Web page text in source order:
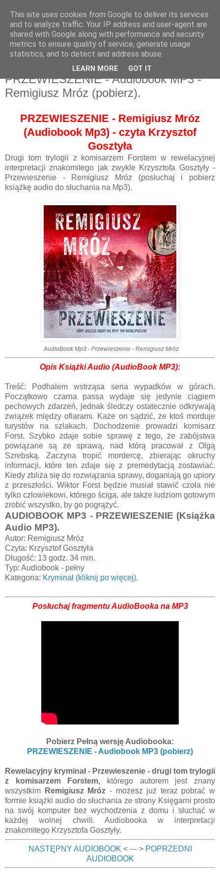
PRZEWIESZENIE - Audiobook MP3 -
Remigiusz Mróz (pobierz).
PRZEWIESZENIE - Remigiusz Mróz
(Audiobook Mp3) - czyta Krzysztof
Gosztyła
Drugi tom trylogii z komisarzem Forstem w rewelacyjnej
interpretacji znakomitego jak zwykle Krzysztofa Gosztyły -
Przewieszenie - Remigiusz Mróz (posłuchaj i pobierz
książkę audio do słuchania na Mp3).
AudioBook Mp3 - Przewieszenie - Remigiusz Mróz
Opis Książki Audio (AudioBook MP3):
Treść:
Podhalem wstrząsa seria wypadków w górach.
Początkowo czarna passa wydaje się jedynie ciągiem
pechowych zdarzeń, jednak śledczy ostatecznie odkrywają
związek między ofiarami. Każe on sądzić, że ktoś morduje
turystów na szlakach. Dochodzenie prowadzi komisarz
Forst. Szybko zdaje sobie sprawę z tego, że zabójstwa
powiązane są ze sprawą, nad którą pracował z Olgą
Szrebską. Zaczyna tropić mordercę, zbierając okruchy
informacji, które ten zdaje się z premedytacją zostawiać.
Kiedy zbliża się do rozwiązania sprawy, doganiają go upiory
z przeszłości. Wiktor Forst będzie musiał stawić czoła nie
tylko człowiekowi, którego ściga, ale także ludziom gotowym
zrobić wszystko, by go pogrążyć.
AUDIOBOOK MP3 - PRZEWIESZENIE (Książka
Audio MP3).
Autor: Remigiusz Mróz
Czyta: Krzysztof Gosztyła
Długość: 13 godz. 34 min.
Typ: Audiobook - pełny
Kategoria: Kryminał (kliknij po więcej).
Posłuchaj fragmentu AudioBooka na MP3
Pobierz Pełną wersję Audiobooka:
PRZEWIESZENIE - Audiobook MP3 (pobierz)
Rewelacyjny kryminał - Przewieszenie - drugi tom trylogii
z komisarzem Forstem,
którego autorem jest znany
wszystkim Remigiusz Mróz - możesz już teraz pobrać w
formie książki audio do słuchania ze strony Księgarni prosto
na swój komputer bez wychodzenia z domu i słuchać w
każdej wolnej chwili. Audiobooka w interpretacji
znakomitego Krzysztofa Gosztyły.
NASTĘPNY AUDIOBOOK < --- > POPRZEDNI
AUDIOBOOK
This site uses cookies from Google to deliver its services
and to analyze traffic. Your IP address and user-agent are
shared with Google along with performance and security
metrics to ensure quality of service, generate usage
statistics, and to detect and address abuse.
LEARN MORE GOT IT